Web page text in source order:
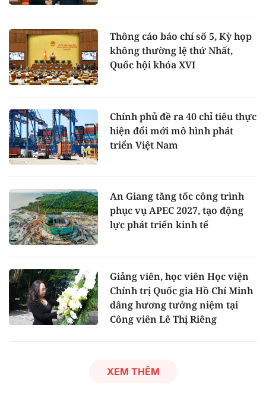
Thông cáo báo chí số 5, Kỳ họp
không thường lệ thứ Nhất,
Quốc hội khóa XVI
Chính phủ đề ra 40 chỉ tiêu thực
hiện đổi mới mô hình phát
triển Việt Nam
An Giang tăng tốc công trình
phục vụ APEC 2027, tạo động
lực phát triển kinh tế
Giảng viên, học viên Học viện
Chính trị Quốc gia Hồ Chí Minh
dâng hương tưởng niệm tại
Công viên Lê Thị Riêng
XEM THÊM